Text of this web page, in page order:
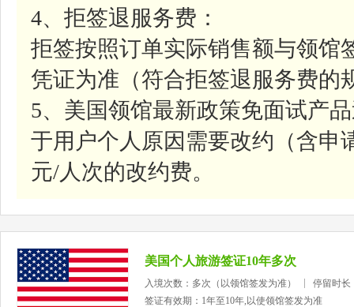
4、拒签退服务费：
拒签按照订单实际销售额与领馆
凭证为准（符合拒签退服务费的
5、美国领馆最新政策免面试产
于用户个人原因需要改约（含申
元/人次的改约费。
美国个人旅游签证10年多次
入境次数：多次（以领馆签发为准）
停留时长
签证有效期：1年至10年,以使领馆签发为准